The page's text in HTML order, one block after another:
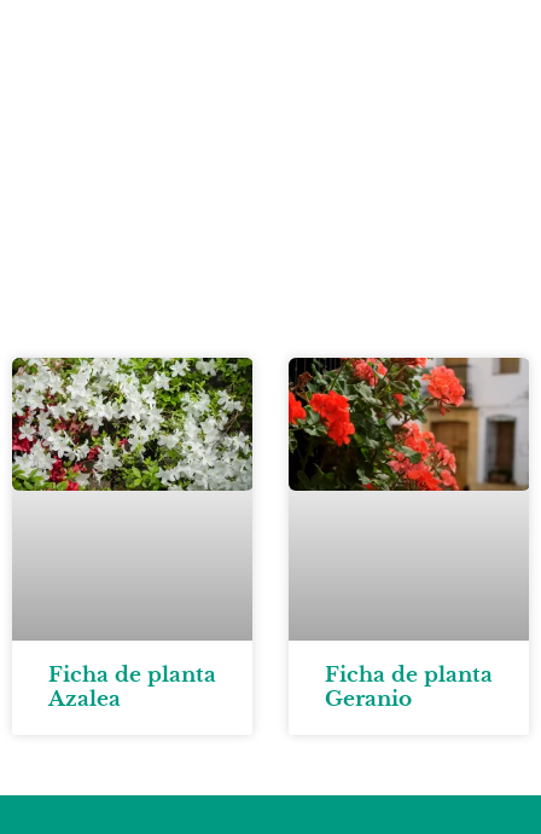
Ficha de planta
Azalea
Ficha de planta
Geranio